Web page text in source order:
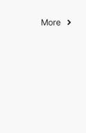
More